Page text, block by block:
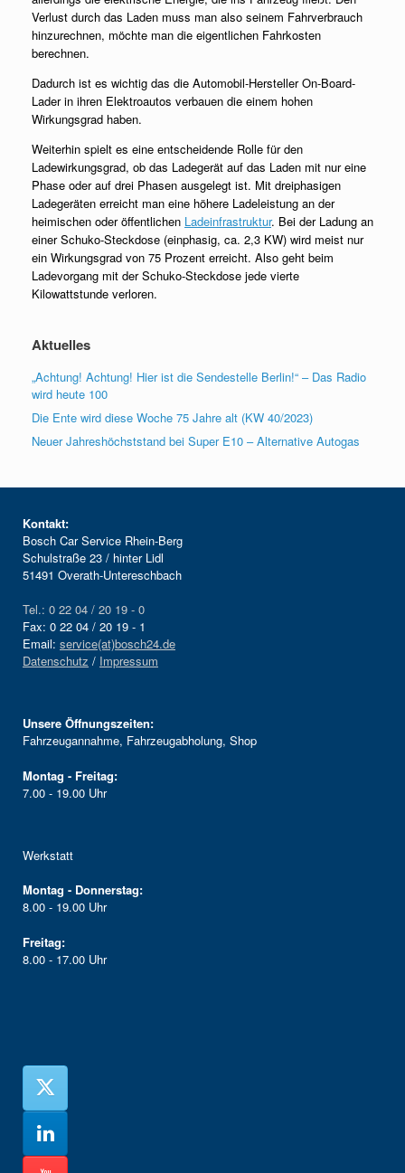
Verlust durch das Laden muss man also seinem Fahrverbrauch
hinzurechnen, möchte man die eigentlichen Fahrkosten
berechnen.
Dadurch ist es wichtig das die Automobil-Hersteller On-Board-
Lader in ihren Elektroautos verbauen die einem hohen
Wirkungsgrad haben.
Weiterhin spielt es eine entscheidende Rolle für den
Ladewirkungsgrad, ob das Ladegerät auf das Laden mit nur eine
Phase oder auf drei Phasen ausgelegt ist. Mit dreiphasigen
Ladegeräten erreicht man eine höhere Ladeleistung an der
heimischen oder öffentlichen Ladeinfrastruktur. Bei der Ladung an
einer Schuko-Steckdose (einphasig, ca. 2,3 KW) wird meist nur
ein Wirkungsgrad von 75 Prozent erreicht. Also geht beim
Ladevorgang mit der Schuko-Steckdose jede vierte
Kilowattstunde verloren.
Aktuelles
„Achtung! Achtung! Hier ist die Sendestelle Berlin!“ – Das Radio
wird heute 100
Die Ente wird diese Woche 75 Jahre alt (KW 40/2023)
Neuer Jahreshöchststand bei Super E10 – Alternative Autogas
Kontakt:
Bosch Car Service Rhein-Berg
Schulstraße 23 / hinter Lidl
51491 Overath-Untereschbach
Tel.: 0 22 04 / 20 19 - 0
Fax: 0 22 04 / 20 19 - 1
Email: service(at)bosch24.de
Datenschutz / Impressum
Unsere Öffnungszeiten:
Fahrzeugannahme, Fahrzeugabholung, Shop
Montag - Freitag:
7.00 - 19.00 Uhr
Werkstatt
Montag - Donnerstag:
8.00 - 19.00 Uhr
Freitag:
8.00 - 17.00 Uhr